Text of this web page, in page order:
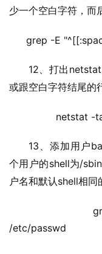
少一个空白字符，而
grep -E
12 、打出
或跟空白字符结尾的
netstat -tan
13 、添加用户
个用户的shell为/
户名和默认shell相同
grep -E -
/etc/passwd